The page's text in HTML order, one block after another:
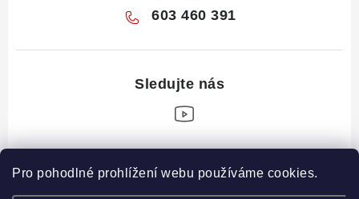
Pro pohodlné prohlížení webu používáme cookies.
603 460 391
Z
Informace pro vás